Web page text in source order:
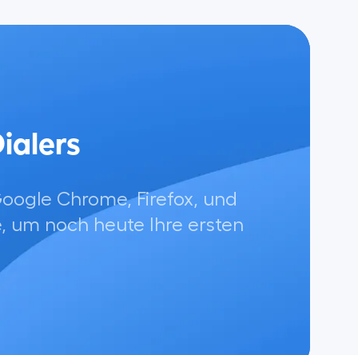
Chrome, Firefox, und
um noch heute Ihre ersten